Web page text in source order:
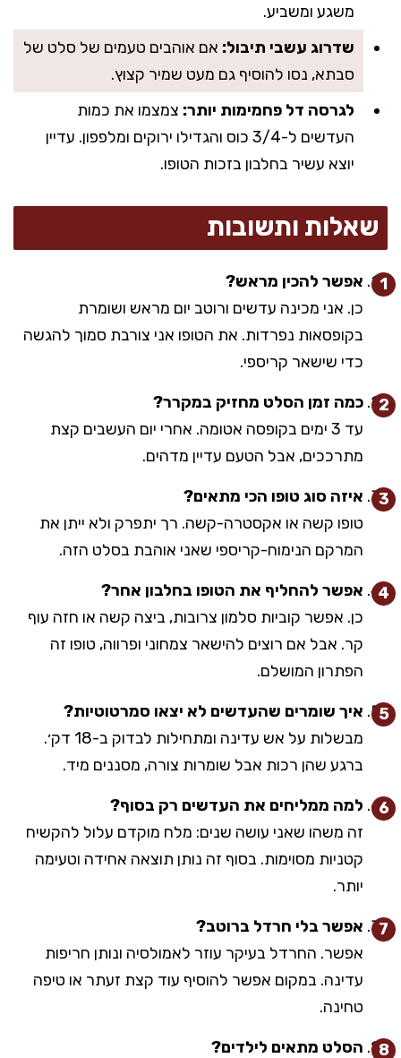
משגע ומשביע.
שדרוג עשבי תיבול: אם אוהבים טעמים של סלט של
סבתא, נסו להוסיף גם מעט שמיר קצוץ.
לגרסה דל פחמימות יותר: צמצמו את כמות
העדשים ל-3/4 כוס והגדילו ירוקים ומלפפון. עדיין
יוצא עשיר בחלבון בזכות הטופו.
שאלות ותשובות
אפשר להכין מראש?
כן. אני מכינה עדשים ורוטב יום מראש ושומרת
בקופסאות נפרדות. את הטופו אני צורבת סמוך להגשה
כדי שישאר קריספי.
כמה זמן הסלט מחזיק במקרר?
עד 3 ימים בקופסה אטומה. אחרי יום העשבים קצת
מתרככים, אבל הטעם עדיין מדהים.
איזה סוג טופו הכי מתאים?
טופו קשה או אקסטרה-קשה. רך יתפרק ולא ייתן את
המרקם הנימוח-קריספי שאני אוהבת בסלט הזה.
אפשר להחליף את הטופו בחלבון אחר?
כן. אפשר קוביות סלמון צרובות, ביצה קשה או חזה עוף
קר. אבל אם רוצים להישאר צמחוני ופרווה, טופו זה
הפתרון המושלם.
איך שומרים שהעדשים לא יצאו סמרטוטיות?
מבשלות על אש עדינה ומתחילות לבדוק ב-18 דק׳.
ברגע שהן רכות אבל שומרות צורה, מסננים מיד.
למה ממליחים את העדשים רק בסוף?
זה משהו שאני עושה שנים: מלח מוקדם עלול להקשיח
קטניות מסוימות. בסוף זה נותן תוצאה אחידה וטעימה
יותר.
אפשר בלי חרדל ברוטב?
אפשר. החרדל בעיקר עוזר לאמולסיה ונותן חריפות
עדינה. במקום אפשר להוסיף עוד קצת זעתר או טיפה
טחינה.
הסלט מתאים לילדים?